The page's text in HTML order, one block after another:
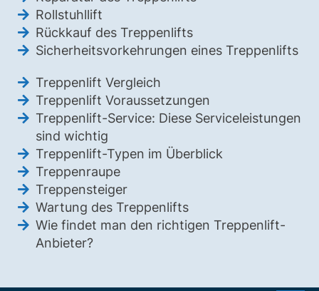
Rollstuhllift
Rückkauf des Treppenlifts
Sicherheitsvorkehrungen eines Treppenlifts
Treppenlift Vergleich
Treppenlift Voraussetzungen
Treppenlift-Service: Diese Serviceleistungen
sind wichtig
Treppenlift-Typen im Überblick
Treppenraupe
Treppensteiger
Wartung des Treppenlifts
Wie findet man den richtigen Treppenlift-
Anbieter?